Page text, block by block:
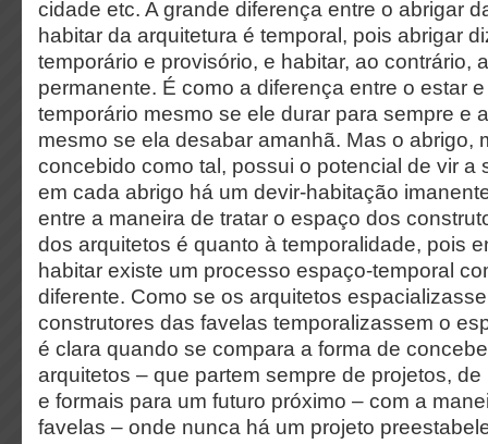
cidade etc. A grande diferença entre o abrigar
habitar da arquitetura é temporal, pois abrigar
temporário e provisório, e habitar, ao contrário,
permanente. É como a diferença entre o estar
temporário mesmo se ele durar para sempre e
mesmo se ela desabar amanhã. Mas o abrigo,
concebido como tal, possui o potencial de vir a
em cada abrigo há um devir-habitação
entre a maneira de tratar o espaço dos
dos arquitetos é quanto à temporalidade, pois
habitar existe um processo espaço-temporal
diferente. Como se os arquitetos
construtores das favelas temporalizassem o
é clara quando se compara a forma de
arquitetos – que partem sempre de projetos,
e formais para um futuro próximo – com a
favelas – onde nunca há um projeto